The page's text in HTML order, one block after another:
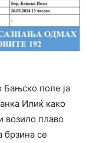
поле ја
Илиќ како
возило плаво
брзина се